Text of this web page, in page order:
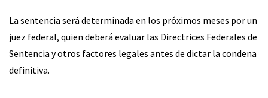
La sentencia será determinada en los próximos meses por un
juez federal, quien deberá evaluar las Directrices Federales de
Sentencia y otros factores legales antes de dictar la condena
definitiva.